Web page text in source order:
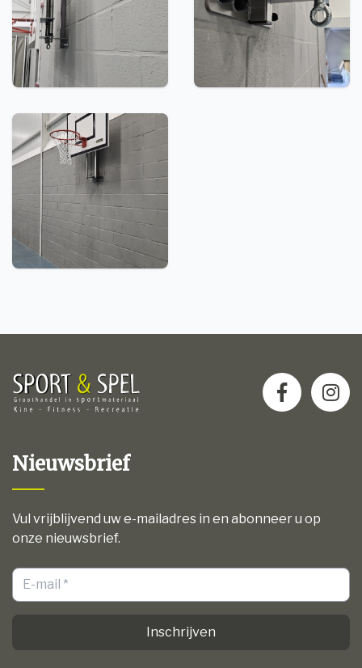
Nieuwsbrief
Vul vrijblijvend uw e-mailadres in en abonneer u op
onze nieuwsbrief.
Inschrijven